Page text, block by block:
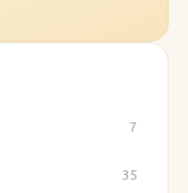
7
35